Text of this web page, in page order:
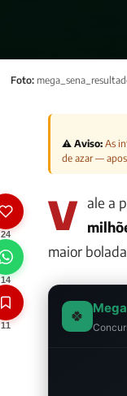
Foto:
24
14
11
⚠️ Aviso: As
de azar —
V ale a
maior
🍀